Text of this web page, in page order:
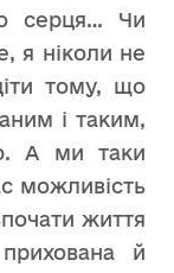
серця… Чи
я ніколи не
тому, що
і таким,
А ми таки
можливість
життя
й